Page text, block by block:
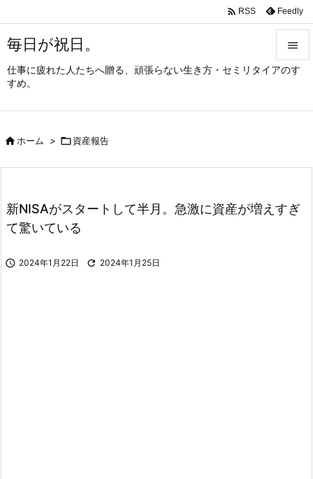
毎日が祝日。
仕事に疲れた人たちへ贈る、頑張らない生き方・セミリタイアのす
すめ。




 RSS Feedly
ホーム > 資産報告
新NISAがスタートして半月。急激に資産が増えすぎ
て驚いている
 2024年1月22日  2024年1月25日